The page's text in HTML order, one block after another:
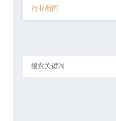
行业新闻